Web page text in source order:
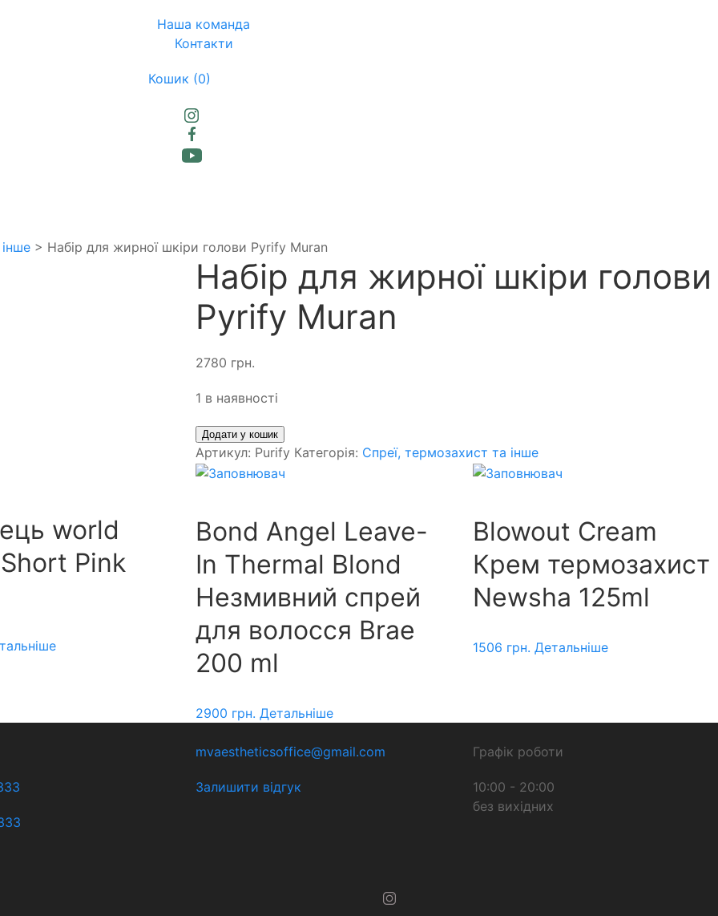
Наша команда
Контакти
Кошик (0)
> Набір для жирної шкіри голови Pyrify Muran
Набір для жирної шкіри голови
Pyrify Muran
2780 грн.
1 в наявності
Додати у кошик
Артикул: Purify Категорія: Спреї, термозахист та інше
world
Pink
Bond Angel Leave-
In Thermal Blond
Незмивний спрей
для волосся Brae
200 ml
2900 грн. Детальніше
Blowout Cream
Крем термозахист
Newsha 125ml
1506 грн. Детальніше
mvaestheticsoffice@gmail.com
Залишити відгук
Графік роботи
10:00 - 20:00
без вихідних